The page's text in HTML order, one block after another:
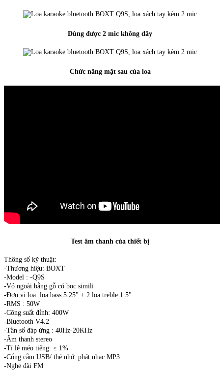
Dùng được 2 mic không dây
Chức năng mặt sau của loa
Test âm thanh của thiết bị
Thông số kỹ thuật:
-Thương hiệu: BOXT
-Model : -Q9S
-Vỏ ngoài bằng gỗ có bọc simili
-Đơn vị loa: loa bass 5.25" + 2 loa treble 1.5"
-RMS : 50W
-Công suất đỉnh: 400W
-Bluetooth V4.2
-Tần số đáp ứng : 40Hz-20KHz
-Âm thanh stereo
-Tỉ lệ méo tiếng: ≤ 1%
-Cổng cắm USB/ thẻ nhớ: phát nhạc MP3
-Nghe đài FM